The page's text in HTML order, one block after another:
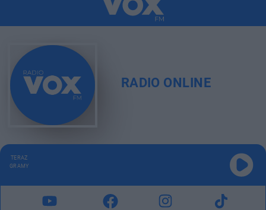
RADIO ONLINE
TERAZ
GRAMY